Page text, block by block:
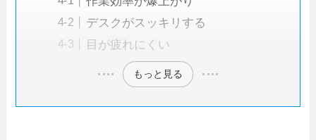
デスクがスッキリする
目が疲れにくい
もっと見る